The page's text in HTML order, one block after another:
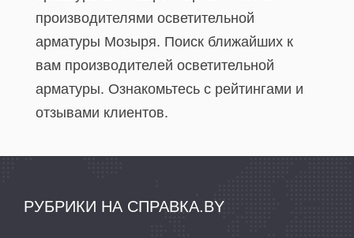
производителями осветительной
арматуры Мозыря. Поиск ближайших к
вам производителей осветительной
арматуры. Ознакомьтесь с рейтингами и
отзывами клиентов.
РУБРИКИ НА СПРАВКА.BY